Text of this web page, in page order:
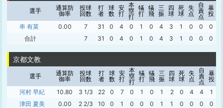
選手
通算防
御率
投球
回数
打
者
球
数
安
打
本
塁
打
犠
打
犠
飛
三
振
四
球
死
球
失
点
自
責
点
暴
投
串 有菜
0.00 7 31 0 4 0 1 0 4 3 1 0 0 0
合計
7 31 0 4 0 1 0 4 3 1 0 0 0
京都文教
選手
通算防
御率
投球
回数
打
者
球
数
安
打
本
塁
打
犠
打
犠
飛
三
振
四
球
死
球
失
点
自
責
点
暴
投
河村 早紀
10.80 3 1/3 22 0 7 0 1 0 1 2 0 4 4 1
津田 夏美
0.00 2 2/3 10 0 1 0 0 0 1 1 0 0 0 0